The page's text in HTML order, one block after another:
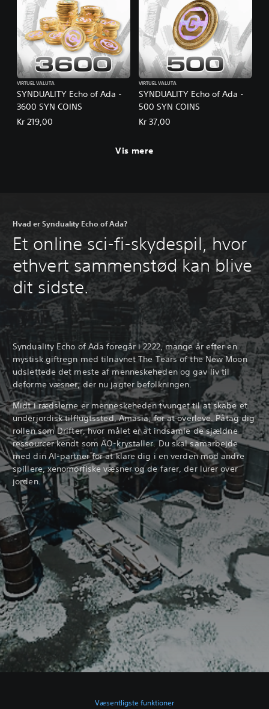
SYNDUALITY Echo of Ada -
3600 SYN COINS
VIRTUEL VALUTA
Kr 219,00
SYNDUALITY Echo of Ada -
500 SYN COINS
VIRTUEL VALUTA
Kr 37,00
Vis mere
Hvad er Synduality Echo of Ada?
Et online sci-fi-skydespil, hvor
ethvert sammenstød kan blive
dit sidste.
Synduality Echo of Ada foregår i 2222, mange år efter en
mystisk giftregn med tilnavnet The Tears of the New Moon
udslettede det meste af menneskeheden og gav liv til
deforme væsner, der nu jagter befolkningen.
Midt i rædslerne er menneskeheden tvunget til at skabe et
underjordisk tilflugtssted, Amasia, for at overleve. Påtag dig
rollen som Drifter, hvor målet er at indsamle de sjældne
ressourcer kendt som AO-krystaller. Du skal samarbejde
med din AI-partner for at klare dig i en verden mod andre
spillere, xenomorfiske væsner og de farer, der lurer over
jorden.
Væsentligste funktioner